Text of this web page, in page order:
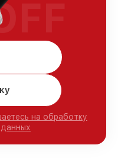
на обработку